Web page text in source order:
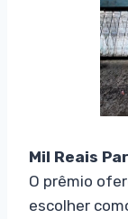
Mil Reais
O prêmio
escolher